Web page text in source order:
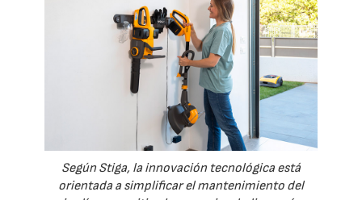
Según Stiga, la innovación tecnológica está
orientada a simplificar el mantenimiento del